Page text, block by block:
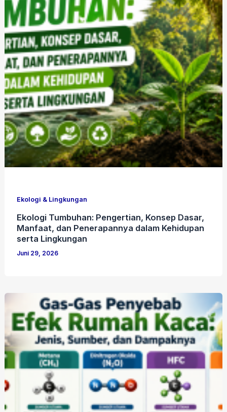
Ekologi & Lingkungan
Ekologi Tumbuhan: Pengertian, Konsep Dasar,
Manfaat, dan Penerapannya dalam Kehidupan
serta Lingkungan
Juni 29, 2026